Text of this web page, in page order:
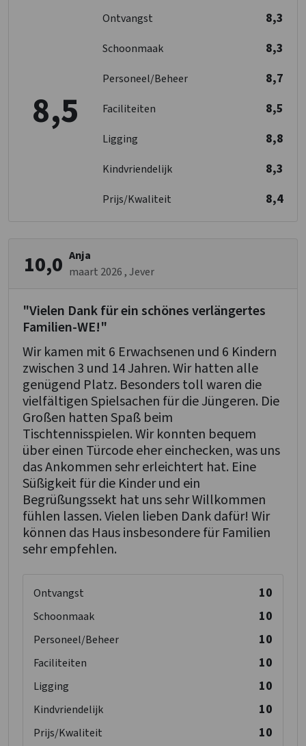
Overige
Nu slechts 25% aanbetaling
Kinderbed tegen betaling
Kinderbedjes: 2
Kinderbox : 0
8,5
Ontvangst 8,3
Schoonmaak 8,3
Personeel/Beheer 8,7
Faciliteiten 8,5
Ligging 8,8
Kindvriendelijk 8,3
Prijs/Kwaliteit 8,4
10,0 Anja
maart 2026, Jever
"Vielen Dank für ein schönes verlängertes
Familien-WE!"
Wir kamen mit 6 Erwachsenen und 6 Kindern
zwischen 3 und 14 Jahren. Wir hatten alle
genügend Platz. Besonders toll waren die
vielfältigen Spielsachen für die Jüngeren. Die
Großen hatten Spaß beim
Tischtennisspielen. Wir konnten bequem
über einen Türcode eher einchecken, was uns
das Ankommen sehr erleichtert hat. Eine
Süßigkeit für die Kinder und ein
Begrüßungssekt hat uns sehr Willkommen
fühlen lassen. Vielen lieben Dank dafür! Wir
können das Haus insbesondere für Familien
sehr empfehlen.
Ontvangst 10
Schoonmaak 10
Personeel/Beheer 10
Faciliteiten 10
Ligging 10
Kindvriendelijk 10
Prijs/Kwaliteit 10